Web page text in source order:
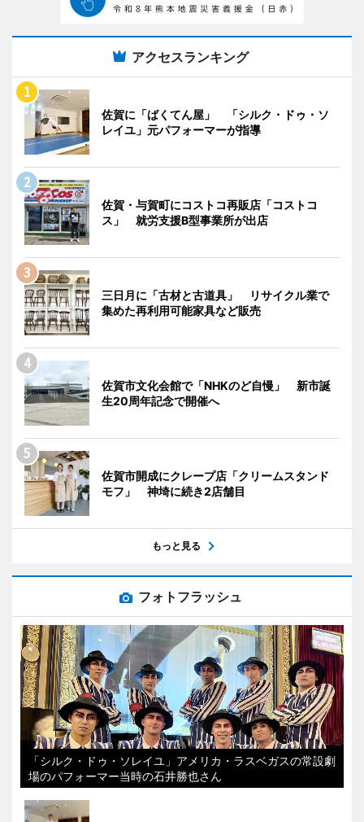
アクセスランキング
佐賀に「ばくてん屋」 「シルク・ドゥ・ソ
レイユ」元パフォーマーが指導
佐賀・与賀町にコストコ再販店「コストコ
ス」 就労支援B型事業所が出店
三日月に「古材と古道具」 リサイクル業で
集めた再利用可能家具など販売
佐賀市文化会館で「NHKのど自慢」 新市誕
生20周年記念で開催へ
佐賀市開成にクレープ店「クリームスタンド
モフ」 神埼に続き2店舗目
もっと見る
フォトフラッシュ
「シルク・ドゥ・ソレイユ」アメリカ・ラスベガスの常設劇
場のパフォーマー当時の石井勝也さん